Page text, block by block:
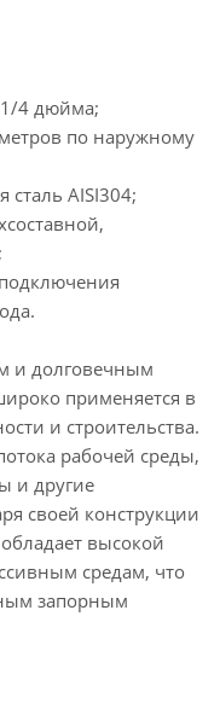
4 дюйма;
по наружному
AISI304;
и долговечным
применяется в
и строительства.
рабочей среды,
и другие
своей конструкции
высокой
средам, что
запорным